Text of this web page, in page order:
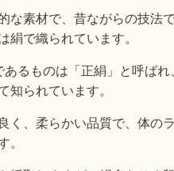
な素材で、昔ながらの技法
絹で織られています。
るものは「正絹」と呼ばれ
知られています。
く、柔らかい品質で、体の